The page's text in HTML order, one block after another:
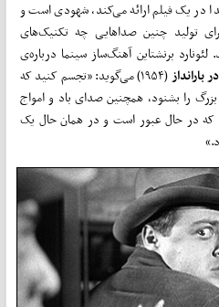
در یک فیلم ارائه می‌کند، شهودی است و
تولید چنین صداهایی چه تکنیک‌های
برنشتاین آهنگ‌ساز سینما درباره‌ی
بارانداز
(۱۹۵۴) می‌گوید: «تجسم کنید که
را بشنود، همچنین صدای باد و امواج
در حال عبور است و در همان حال یک